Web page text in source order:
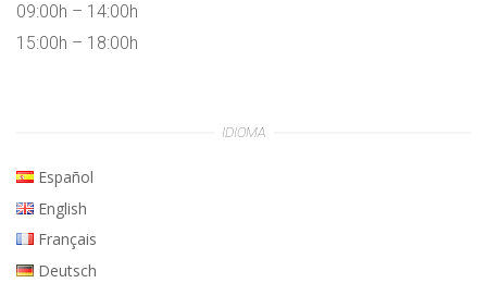
09:00h – 14:00h
15:00h – 18:00h
IDIOMA
Español
English
Français
Deutsch